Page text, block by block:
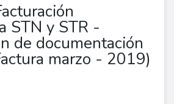
STN y STR -
de documentación
marzo - 2019)